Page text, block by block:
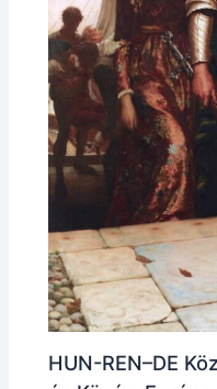
HUN-REN–DE